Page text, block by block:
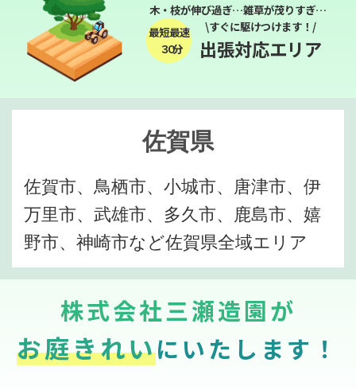
木・枝が伸び過ぎ…雑草が茂りすぎ…
最短最速
３０分
\すぐに駆けつけます！/
出張対応エリア
佐賀県
佐賀市、鳥栖市、小城市、唐津市、伊
万里市、武雄市、多久市、鹿島市、嬉
野市、神崎市など佐賀県全域エリア
株式会社三瀬造園が
お庭きれいにいたします！